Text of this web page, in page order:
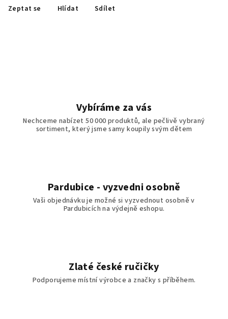
Zeptat se Hlídat Sdílet
Vybíráme za vás
Nechceme nabízet 50 000 produktů, ale pečlivě vybraný
sortiment, který jsme samy koupily svým dětem
Pardubice - vyzvedni osobně
Vaši objednávku je možné si vyzvednout osobně v
Pardubicích na výdejně eshopu.
Zlaté české ručičky
Podporujeme místní výrobce a značky s příběhem.